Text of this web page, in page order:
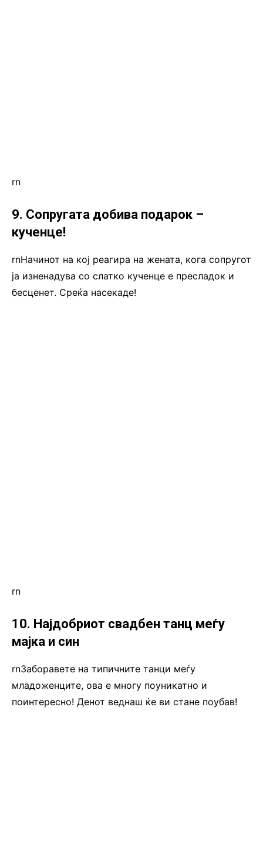
rn
9. Сопругата добива подарок –
кученце!
rnНачинот на кој реагира на жената, кога сопругот
ја изненадува со слатко кученце е пресладок и
бесценет. Среќа насекаде!
rn
10. Најдобриот свадбен танц меѓу
мајка и син
rnЗаборавете на типичните танци меѓу
младоженците, ова е многу поуникатно и
поинтересно! Денот веднаш ќе ви стане поубав!